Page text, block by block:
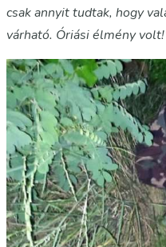
csak annyit tudtak, hogy
várható. Óriási élmény